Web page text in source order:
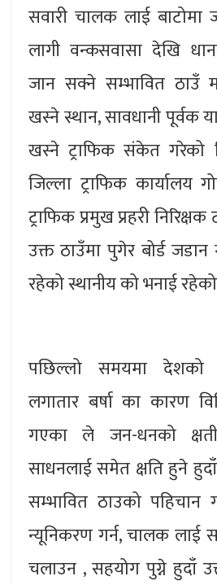
सवारी चालक लाई बाटोमा
लागी वन्कसवासा देखि
जान सक्ने सम्भावित ठाउँ
खस्ने स्थान, सावधानी पूर्वक
खस्ने ट्राफिक संकेत गरेको
जिल्ला ट्राफिक कार्यालय
ट्राफिक प्रमुख प्रहरी
उक्त ठाउँमा पुगेर बोर्ड जडान
रहेको स्थानीय को भनाई
पछिल्लो समयमा देशको
लगातार बर्षा का कारण
गएका ले जन-धनको
साधनलाई समेत क्षति हुने
सम्भावित ठाउको पहिचान
न्यूनिकरण गर्न, चालक लाई
चलाउन , सहयोग पुग्ने हुदाँ